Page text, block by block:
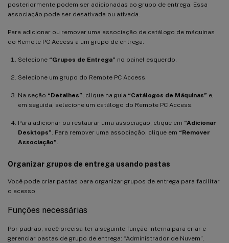
posteriormente podem ser adicionadas ao grupo de entrega. Essa
associação pode ser desativada ou ativada.
Para adicionar ou remover uma associação de catálogo de máquinas
do Remote PC Access a um grupo de entrega:
Selecione “Grupos de Entrega” no painel esquerdo.
Selecione um grupo do Remote PC Access.
Na seção “Detalhes” , clique na guia “Catálogos de Máquinas” e,
em seguida, selecione um catálogo do Remote PC Access.
Para adicionar ou restaurar uma associação, clique em “Adicionar
Desktops” . Para remover uma associação, clique em “Remover
Associação”
Organizar grupos de entrega usando pastas
Você pode criar pastas para organizar grupos de entrega para facilitar
o acesso.
Funções necessárias
Por padrão, você precisa ter a seguinte função interna para criar e
gerenciar pastas de grupo de entrega: “Administrador de Nuvem”,